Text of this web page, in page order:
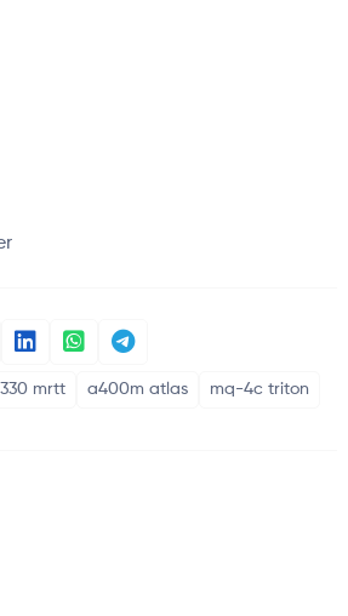
mrtt a400m atlas mq-4c triton